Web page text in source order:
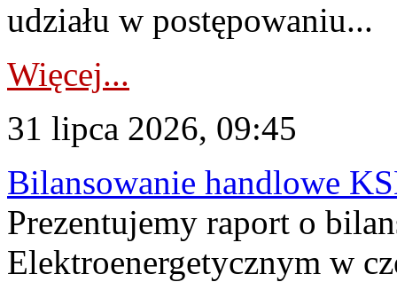
udziału w postępowaniu...
Więcej...
31 lipca 2026, 09:45
Bilansowanie handlowe
Prezentujemy raport o
Elektroenergetycznym w